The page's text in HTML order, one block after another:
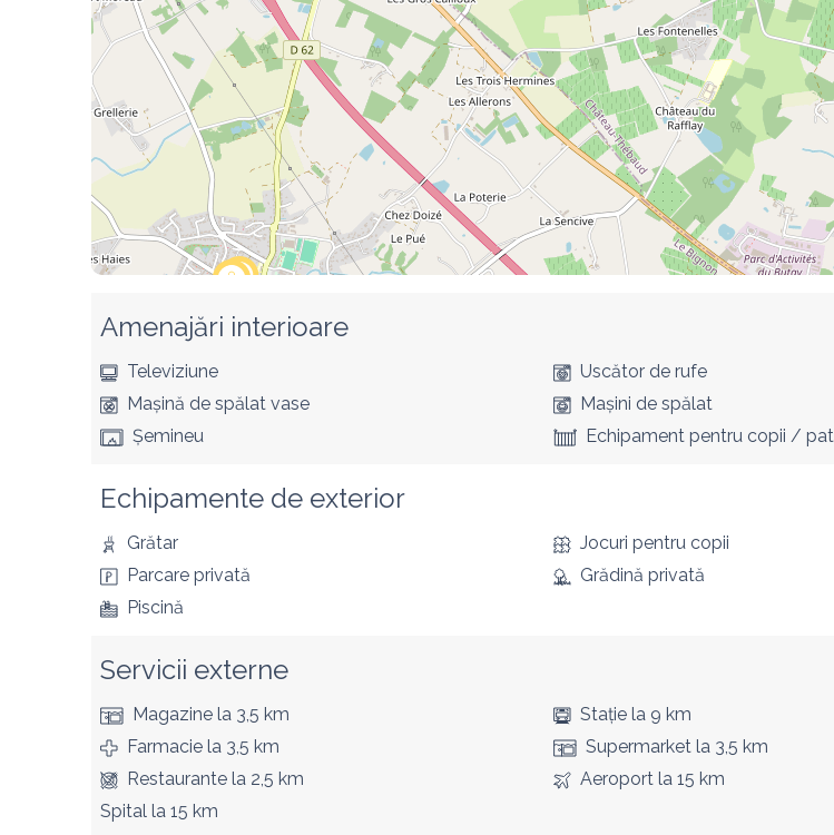
Amenajări interioare
Televiziune
Uscător de rufe
Mașină de spălat vase
Mașini de spălat
Șemineu
Echipament pentru copii / pat
Echipamente de exterior
Grătar
Jocuri pentru copii
Parcare privată
Grădină privată
Piscină
Servicii externe
Magazine la 3,5 km Stațiela 9 km
Farmacie la 3,5 km Supermarket la 3,5 km
Restaurante la 2,5 km Aeroport la 15 km
Spital la 15 km